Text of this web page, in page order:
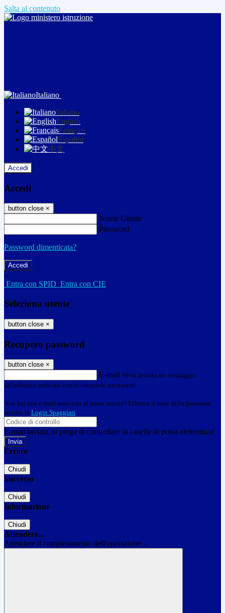
Salta al contenuto
Italiano
Italiano
English
Français
Español
中文
Accedi
Accedi
button close ×
Nome Utente
Password
Password dimenticata?
-
Entra con SPID Entra con CIE
Seleziona utente
button close ×
Recupero password
button close ×
E-mail Verrà inviato un messaggio
all'indirizzo indicato con le istruzioni necessarie.
Non hai una e-mail associata al nome utente? Effettua il reset della password
tramite la Login Spaggiari
E-mail inviata, si prega di controllare la casella di posta elettronica!
Errore
Chiudi
Successo
Chiudi
Informazione
Chiudi
Attendere...
Attendere il completamento dell'operazione...